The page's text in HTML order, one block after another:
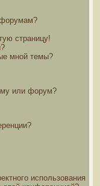
страницу!
мной темы?
или форум?
использования